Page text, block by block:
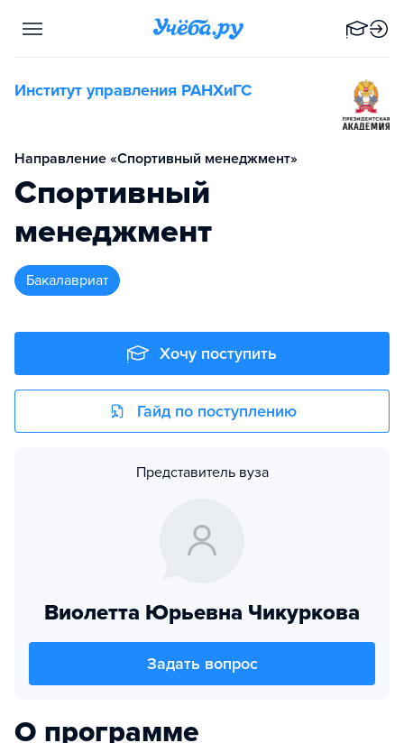
Институт управления РАНХиГС
Направление «Спортивный менеджмент»
Спортивный
менеджмент
бакалавриат
Хочу поступить
Гайд по поступлению
Представитель вуза
Виолетта Юрьевна Чикуркова
Задать вопрос
О программе